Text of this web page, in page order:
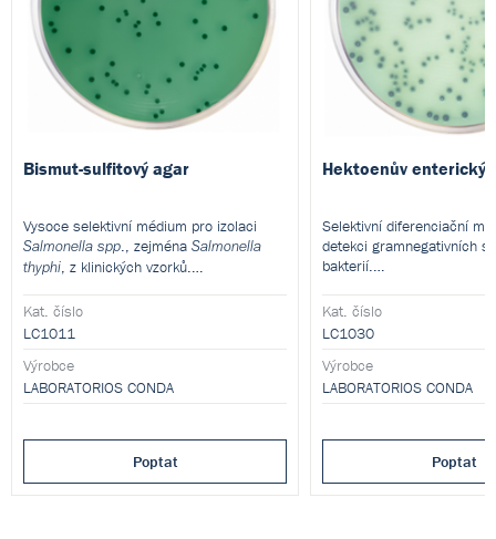
Bismut-sulfitový agar
Vysoce selektivní médium pro izolaci
Salmonella spp., zejména Salmonella
thyphi, z klinických vzorků.
formě a je určen pro přípravu hotových
kultivačních médií.
Kat. číslo
LC1011
Výrobce
LABORATORIOS CONDA
Poptat
Hektoenův enterický
Selektivní diferenciační
detekci gramnegativních
bakterií.
formě a je určen pro
kultivačních médií.
Kat. číslo
LC1030
Výrobce
LABORATORIOS CONDA
Poptat